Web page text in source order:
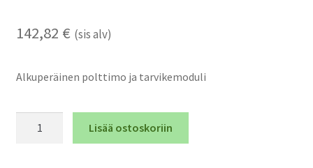
142,82 € (sis alv)
Alkuperäinen polttimo ja tarvikemoduli
Lisää ostoskoriin